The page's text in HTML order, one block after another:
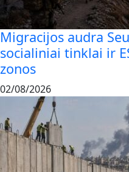
Migracijos audra
socialiniai tinklai ir
zonos
02/08/2026